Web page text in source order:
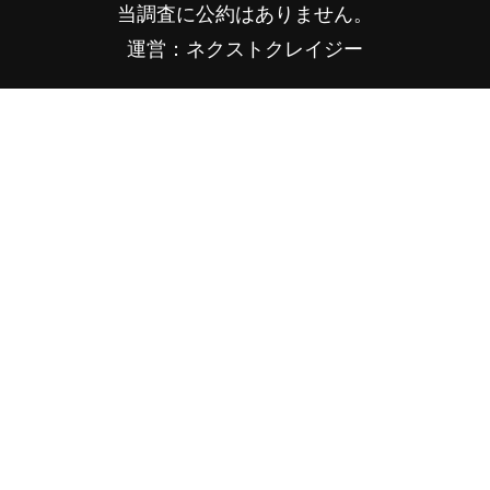
当調査に公約はありません。
運営：ネクストクレイジー